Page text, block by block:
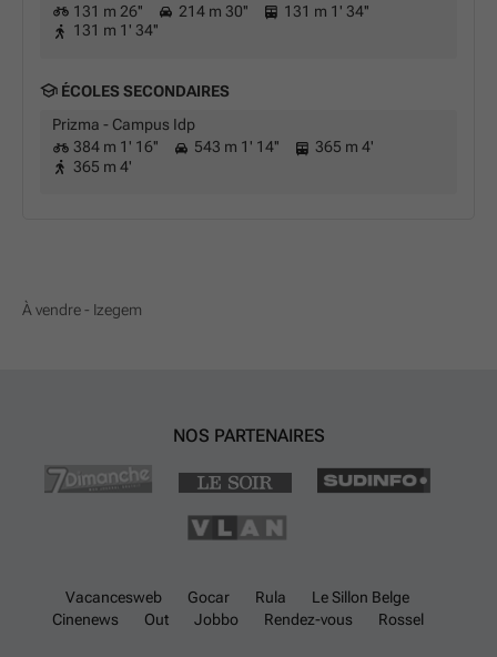
131 m 26''
214 m 30''
131 m 1' 34''
131 m 1' 34''
ÉCOLES SECONDAIRES
Prizma - Campus Idp
384 m 1' 16''
543 m 1' 14''
365 m 4'
365 m 4'
À vendre - Izegem
NOS PARTENAIRES
Vacancesweb Gocar Rula
Le Sillon Belge
Cinenews
Out Jobbo Rendez-vous Rossel